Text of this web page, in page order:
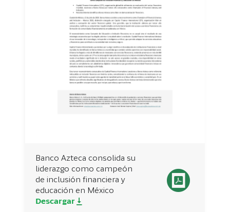
Banco Azteca consolida su
liderazgo como campeón
de inclusión financiera y
educación en México
Descargar